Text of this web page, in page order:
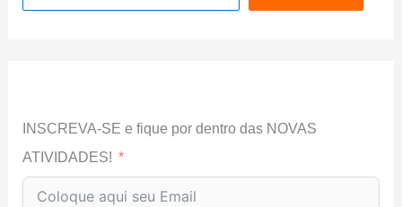
INSCREVA-SE e fique por dentro das NOVAS
ATIVIDADES!